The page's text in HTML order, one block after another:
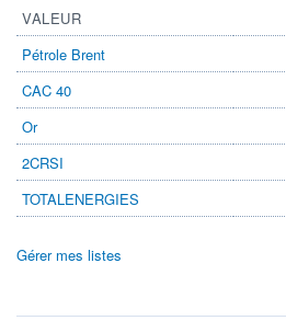
VALEUR
Pétrole Brent
CAC 40
Or
2CRSI
TOTALENERGIES
Gérer mes listes